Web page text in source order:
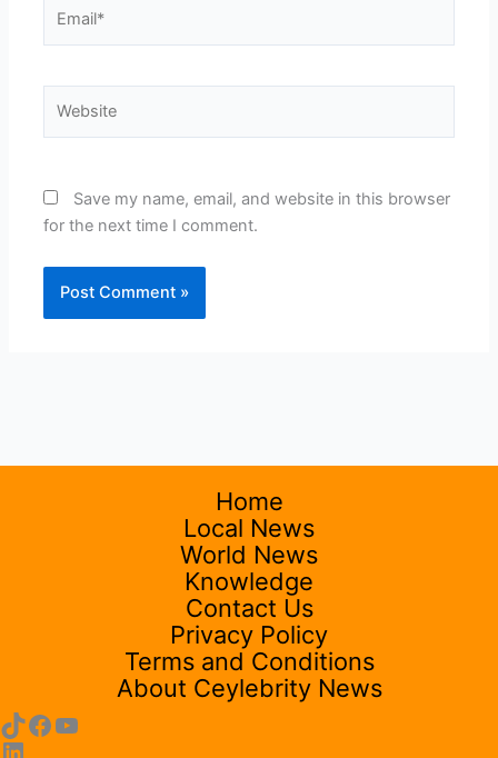
Save my name, email, and website in this browser
for the next time I comment.
Home
Local News
World News
Knowledge
Contact Us
Privacy Policy
Terms and Conditions
About Ceylebrity News